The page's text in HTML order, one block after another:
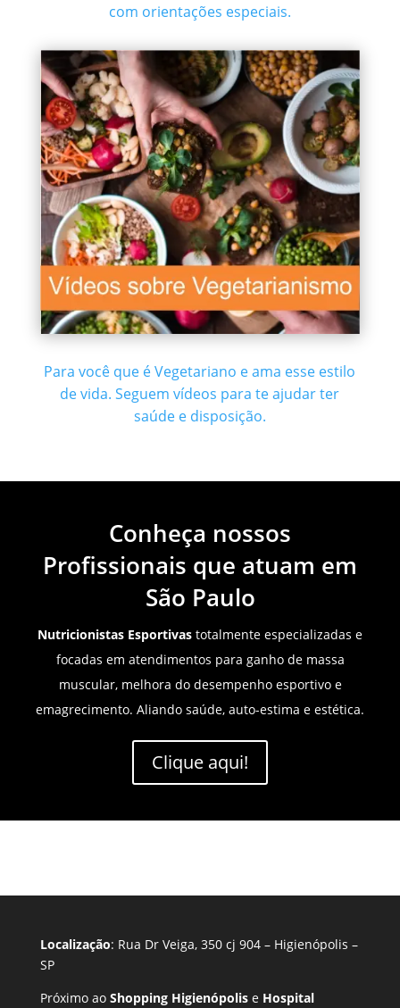
com orientações especiais.
Para você que é Vegetariano e ama esse estilo
de vida. Seguem vídeos para te ajudar ter
saúde e disposição.
Conheça nossos
Profissionais que atuam em
São Paulo
Nutricionistas Esportivas totalmente especializadas e
focadas em atendimentos para ganho de massa
muscular, melhora do desempenho esportivo e
emagrecimento. Aliando saúde, auto-estima e estética.
Clique aqui!
Localização: Rua Dr Veiga, 350 cj 904 – Higienópolis –
SP
Próximo ao Shopping Higienópolise Hospital